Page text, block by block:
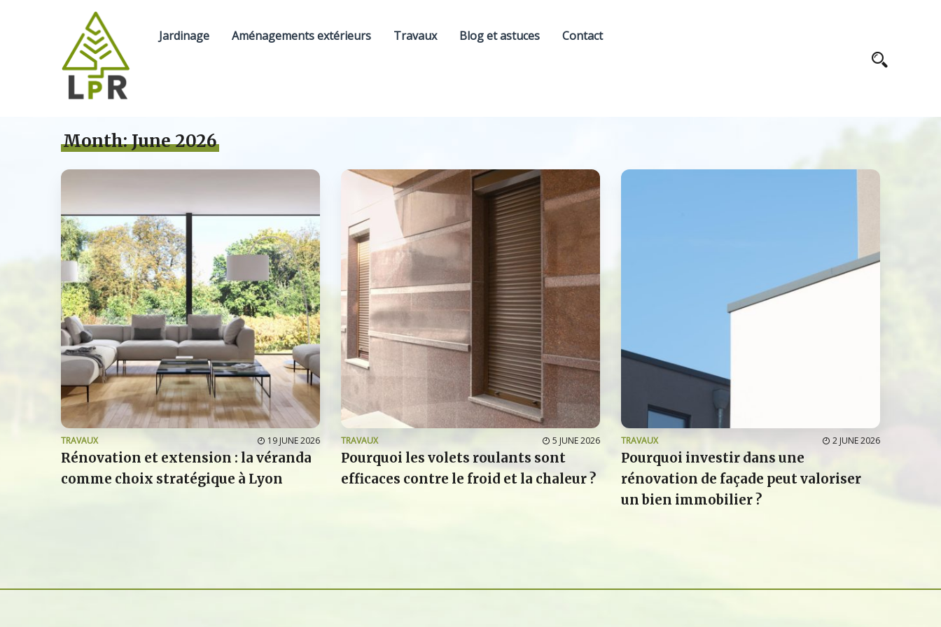
Jardinage Aménagements extérieurs Travaux Blog et astuces Contact
Month:June 2026
TRAVAUX 19 JUNE 2026
Rénovation et extension : la véranda
comme choix stratégique à Lyon
TRAVAUX 5 JUNE 2026
Pourquoi les volets roulants sont
efficaces contre le froid et la chaleur ?
TRAVAUX 2 JUNE 2026
Pourquoi investir dans une
rénovation de façade peut valoriser
un bien immobilier ?